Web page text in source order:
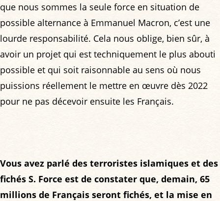
que nous sommes la seule force en situation de
possible alternance à Emmanuel Macron, c’est une
lourde responsabilité. Cela nous oblige, bien sûr, à
avoir un projet qui est techniquement le plus abouti
possible et qui soit raisonnable au sens où nous
puissions réellement le mettre en œuvre dès 2022
pour ne pas décevoir ensuite les Français.
Vous avez parlé des terroristes islamiques et des
fichés S. Force est de constater que, demain, 65
millions de Français seront fichés, et la mise en